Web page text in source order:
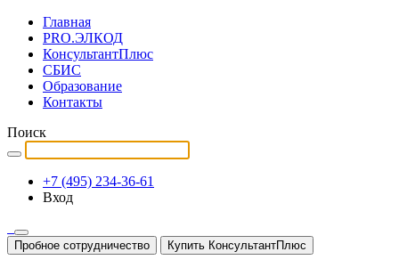
Главная
PRO.ЭЛКОД
КонсультантПлюс
СБИС
Образование
Контакты
Поиск
+7 (495) 234-36-61
Вход
Пробное сотрудничество Купить КонсультантПлюс